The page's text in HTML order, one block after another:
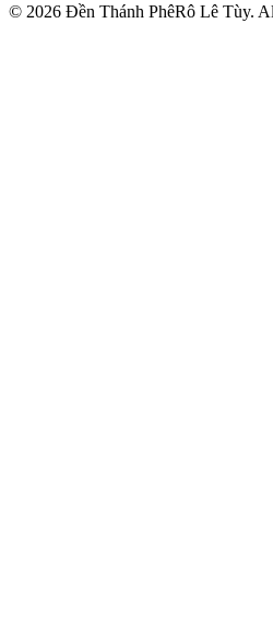
© 2026 Đền Thánh PhêRô Lê Tùy.